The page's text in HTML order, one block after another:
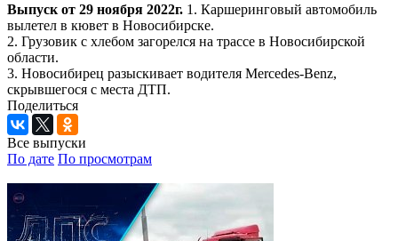
Выпуск от 29 ноября 2022г. 1. Каршеринговый автомобиль
вылетел в кювет в Новосибирске.
2. Грузовик с хлебом загорелся на трассе в Новосибирской
области.
3. Новосибирец разыскивает водителя Mercedes-Benz,
скрывшегося с места ДТП.
Поделиться
Все выпуски
По дате По просмотрам